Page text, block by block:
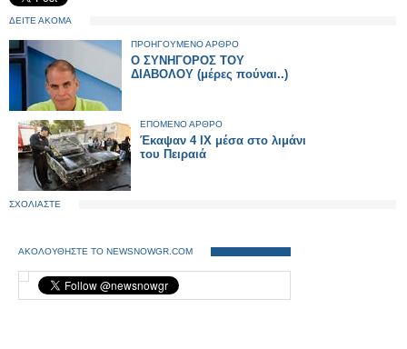
ΔΕΙΤΕ ΑΚΟΜΑ
ΠΡΟΗΓΟΥΜΕΝΟ ΑΡΘΡΟ
Ο ΣΥΝΗΓΟΡΟΣ ΤΟΥ
ΔΙΑΒΟΛΟΥ (μέρες πούναι..)
ΕΠΟΜΕΝΟ ΑΡΘΡΟ
Έκαψαν 4 ΙΧ μέσα στο λιμάνι
του Πειραιά
ΣΧΟΛΙΑΣΤΕ
ΑΚΟΛΟΥΘΗΣΤΕ ΤΟ NEWSNOWGR.COM